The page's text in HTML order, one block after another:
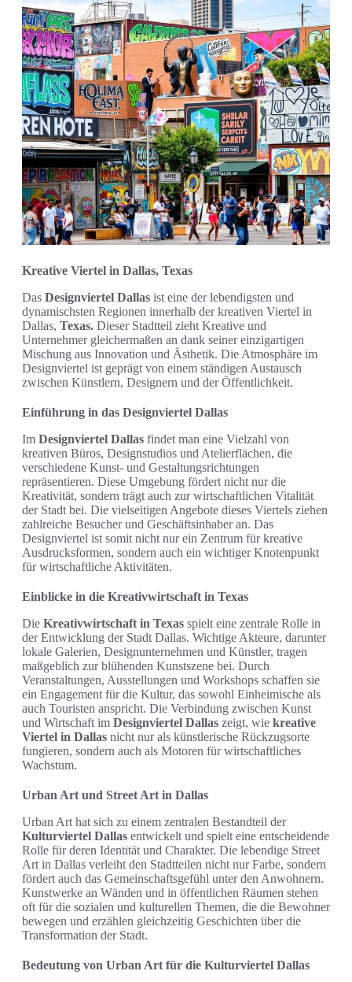
Kreative Viertel in Dallas, Texas
Das Designviertel Dallas ist eine der lebendigsten und
dynamischsten Regionen innerhalb der kreativen Viertel in
Dallas, Texas. Dieser Stadtteil zieht Kreative und
Unternehmer gleichermaßen an dank seiner einzigartigen
Mischung aus Innovation und Ästhetik. Die Atmosphäre im
Designviertel ist geprägt von einem ständigen Austausch
zwischen Künstlern, Designern und der Öffentlichkeit.
Einführung in das Designviertel Dallas
Im Designviertel Dallas findet man eine Vielzahl von
kreativen Büros, Designstudios und Atelierflächen, die
verschiedene Kunst- und Gestaltungsrichtungen
repräsentieren. Diese Umgebung fördert nicht nur die
Kreativität, sondern trägt auch zur wirtschaftlichen Vitalität
der Stadt bei. Die vielseitigen Angebote dieses Viertels ziehen
zahlreiche Besucher und Geschäftsinhaber an. Das
Designviertel ist somit nicht nur ein Zentrum für kreative
Ausdrucksformen, sondern auch ein wichtiger Knotenpunkt
für wirtschaftliche Aktivitäten.
Einblicke in die Kreativwirtschaft in Texas
Die Kreativwirtschaft in Texas spielt eine zentrale Rolle in
der Entwicklung der Stadt Dallas. Wichtige Akteure, darunter
lokale Galerien, Designunternehmen und Künstler, tragen
maßgeblich zur blühenden Kunstszene bei. Durch
Veranstaltungen, Ausstellungen und Workshops schaffen sie
ein Engagement für die Kultur, das sowohl Einheimische als
auch Touristen anspricht. Die Verbindung zwischen Kunst
und Wirtschaft im Designviertel Dallas zeigt, wie kreative
Viertel in Dallas nicht nur als künstlerische Rückzugsorte
fungieren, sondern auch als Motoren für wirtschaftliches
Wachstum.
Urban Art und Street Art in Dallas
Urban Art hat sich zu einem zentralen Bestandteil der
Kulturviertel Dallas entwickelt und spielt eine entscheidende
Rolle für deren Identität und Charakter. Die lebendige Street
Art in Dallas verleiht den Stadtteilen nicht nur Farbe, sondern
fördert auch das Gemeinschaftsgefühl unter den Anwohnern.
Kunstwerke an Wänden und in öffentlichen Räumen stehen
oft für die sozialen und kulturellen Themen, die die Bewohner
bewegen und erzählen gleichzeitig Geschichten über die
Transformation der Stadt.
Bedeutung von Urban Art für die Kulturviertel Dallas